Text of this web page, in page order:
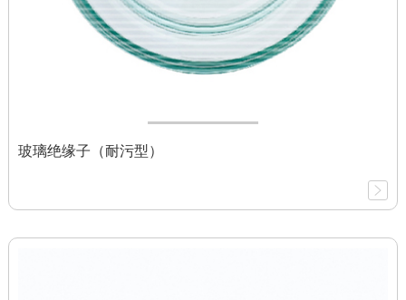
玻璃绝缘子（耐污型）